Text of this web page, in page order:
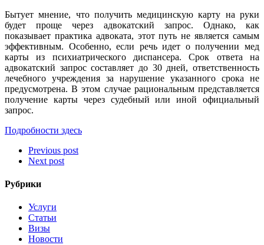
Бытует мнение, что получить медицинскую карту на руки
будет проще через адвокатский запрос. Однако, как
показывает практика адвоката, этот путь не является самым
эффективным. Особенно, если речь идет о получении мед
карты из психиатрического диспансера. Срок ответа на
адвокатский запрос составляет до 30 дней, ответственность
лечебного учреждения за нарушение указанного срока не
предусмотрена. В этом случае рациональным представляется
получение карты через судебный или иной официальный
запрос.
Подробности здесь
Previous post
Next post
Рубрики
Услуги
Статьи
Визы
Новости